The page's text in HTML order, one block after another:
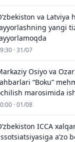
va Latviya
yangi
· 31/07
Osiyo va
“Boku”
marosimida
· 01/08
ICCA
aʼzo